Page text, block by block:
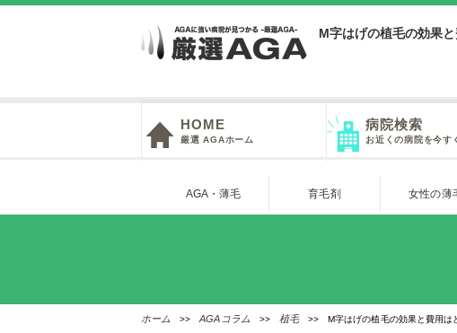
M字はげの植毛の効果
HOME
厳選 AGAホーム
病院検索
お近くの病院を今す
AGA・薄毛 育毛剤 女性の薄
ホーム >>AGAコラム >> 植毛>> M字はげの植毛の効果と費用は